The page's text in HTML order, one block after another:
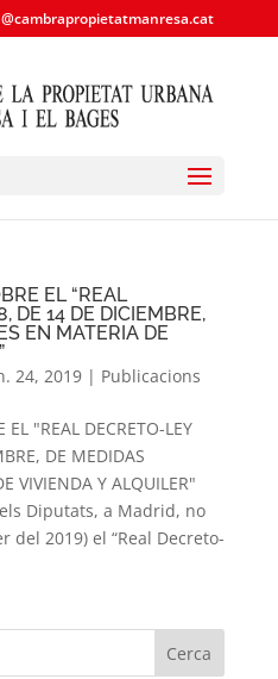
EL “REAL
DE 14 DE DICIEMBRE,
EN MATERIA DE
24, 2019| Publicacions
EL "REAL DECRETO-LEY
DE MEDIDAS
VIVIENDA Y ALQUILER"
Diputats, a Madrid, no
del 2019) el “Real Decreto-